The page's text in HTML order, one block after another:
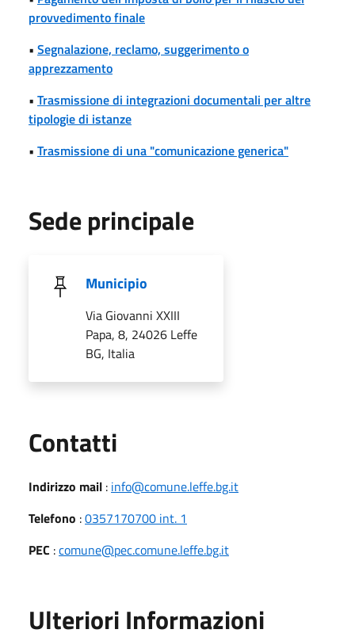
provvedimento finale
• Segnalazione, reclamo, suggerimento o
apprezzamento
• Trasmissione di integrazioni documentali per altre
tipologie di istanze
• Trasmissione di una "comunicazione generica"
Sede principale
Municipio
Via Giovanni XXIII
Papa, 8, 24026 Leffe
BG, Italia
Contatti
Indirizzo mail : info@comune.leffe.bg.it
Telefono :0357170700 int. 1
PEC :comune@pec.comune.leffe.bg.it
Ulteriori Informazioni